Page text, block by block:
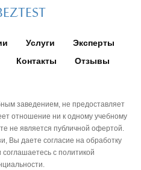
Услуги
Эксперты
Контакты Отзывы
заведением, не предоставляет
отношение ни к одному учебному
не является публичной офертой.
Вы даете согласие на обработку
с политикой